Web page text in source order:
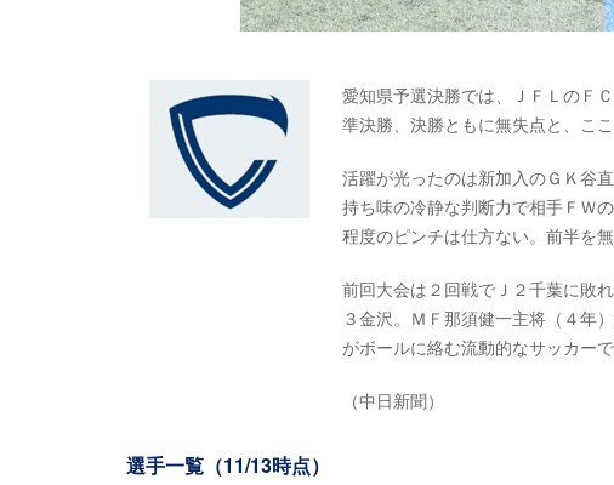
愛知県予選決勝では、ＪＦＬのＦ
準決勝、決勝ともに無失点と、こ
活躍が光ったのは新加入のＧＫ谷
持ち味の冷静な判断力で相手ＦＷ
程度のピンチは仕方ない。前半を
前回大会は２回戦でＪ２千葉に敗
３金沢。ＭＦ那須健一主将（４年
がボールに絡む流動的なサッカー
（中日新聞）
選手一覧（11/13時点）